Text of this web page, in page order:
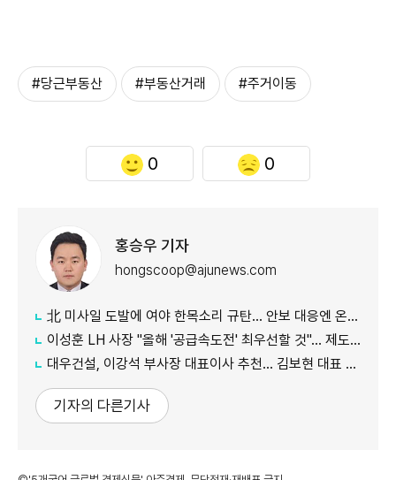
#당근부동산 #부동산거래 #주거이동
0 0
홍승우 기자
hongscoop@ajunews.com
北 미사일 도발에 여야 한목소리 규탄… 안보 대응엔 온도차
이성훈 LH 사장 "올해 '공급속도전' 최우선할 것"… 제도 개선·직원 참여 독려
대우건설, 이강석 부사장 대표이사 추천… 김보현 대표 용퇴
기자의 다른기사